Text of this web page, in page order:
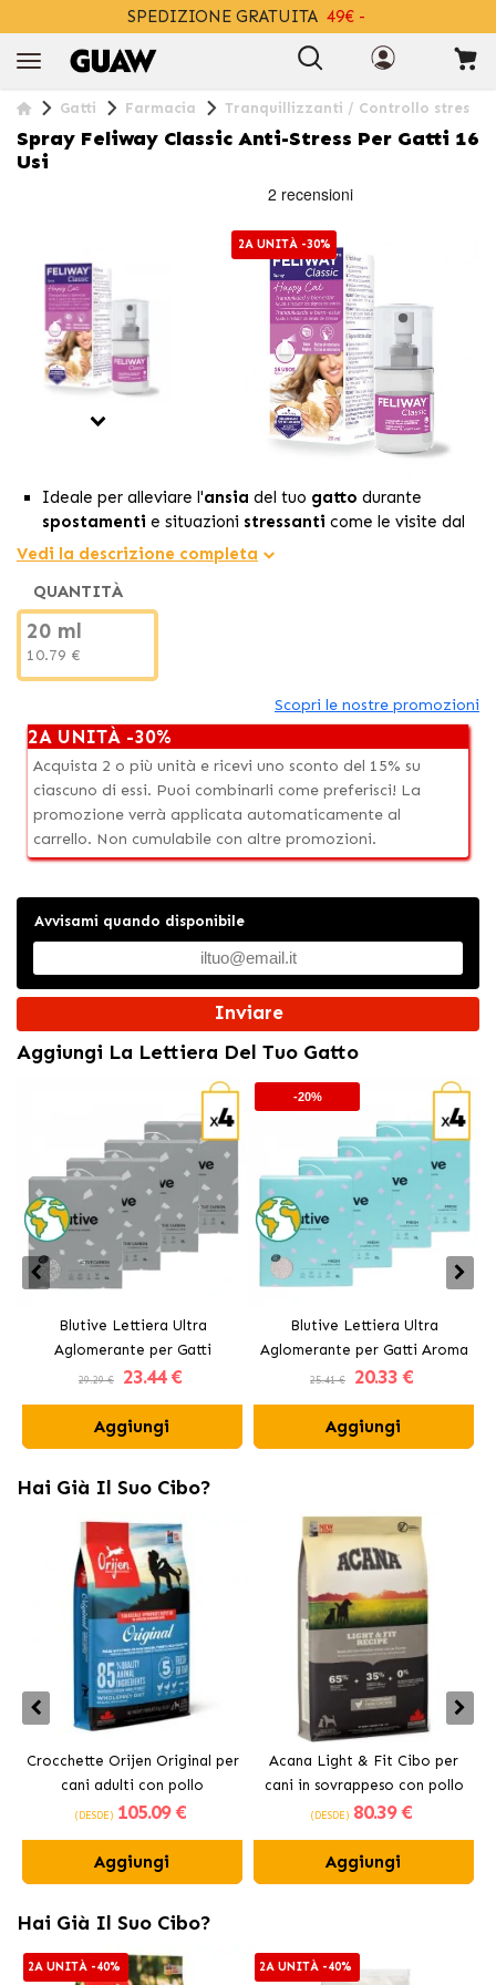
SPEDIZIONE GRATUITA 49€ -
Gatti Farmacia Tranquillizzanti / Controllo stres
Spray Feliway Classic Anti-Stress Per Gatti 16
Usi
2A UNITÀ -30%
Ideale per alleviare l'ansia del tuo gatto durante
spostamenti e situazioni stressanti come le visite dal
veterinario.
Effettivo per trattare il
grattamenti
Piccoloe pratico, perfetto per un
viaggio
Vedi la descrizione completa
QUANTITÀ
20 ml
10.79 €
Scopri le nostre promozioni
2A UNITÀ -30%
Acquista 2 o più unità e ricevi uno sconto del 15% su
ciascuno di essi. Puoi combinarli come preferisci! La
promozione verrà applicata automaticamente al
carrello. Non cumulabile con altre promozioni.
Avvisami quando disponibile
Inviare
Aggiungi La Lettiera Del Tuo Gatto
Blutive Lettiera Ultra
Aglomerante per Gatti
Carbone Attivo
29.29 € 23.44 €
Aggiungi
-20%
Blutive Lettiera Ultra
Aglomerante per Gatti Aroma
Fresh
25.41 € 20.33 €
Aggiungi
Hai Già Il Suo Cibo?
Crocchette Orijen Original per
cani adulti con pollo
(DESDE) 105.09 €
Aggiungi
Acana Light & Fit Cibo per
cani in sovrappeso con pollo
fresco
(DESDE) 80.39 €
Aggiungi
Hai Già Il Suo Cibo?
2A UNITÀ -40% 2A UNITÀ -40%